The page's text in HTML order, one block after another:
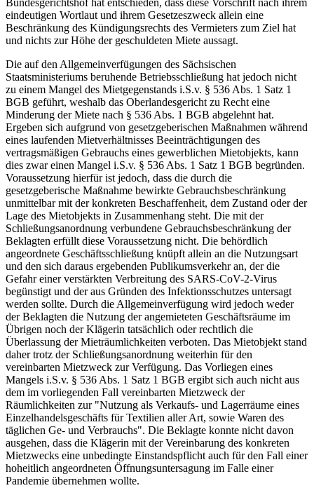
Bundesgerichtshof hat entschieden, dass diese Vorschrift nach ihrem
eindeutigen Wortlaut und ihrem Gesetzeszweck allein eine
Beschränkung des Kündigungsrechts des Vermieters zum Ziel hat
und nichts zur Höhe der geschuldeten Miete aussagt.
Die auf den Allgemeinverfügungen des Sächsischen
Staatsministeriums beruhende Betriebsschließung hat jedoch nicht
zu einem Mangel des Mietgegenstands i.S.v. § 536 Abs. 1 Satz 1
BGB geführt, weshalb das Oberlandesgericht zu Recht eine
Minderung der Miete nach § 536 Abs. 1 BGB abgelehnt hat.
Ergeben sich aufgrund von gesetzgeberischen Maßnahmen während
eines laufenden Mietverhältnisses Beeinträchtigungen des
vertragsmäßigen Gebrauchs eines gewerblichen Mietobjekts, kann
dies zwar einen Mangel i.S.v. § 536 Abs. 1 Satz 1 BGB begründen.
Voraussetzung hierfür ist jedoch, dass die durch die
gesetzgeberische Maßnahme bewirkte Gebrauchsbeschränkung
unmittelbar mit der konkreten Beschaffenheit, dem Zustand oder der
Lage des Mietobjekts in Zusammenhang steht. Die mit der
Schließungsanordnung verbundene Gebrauchsbeschränkung der
Beklagten erfüllt diese Voraussetzung nicht. Die behördlich
angeordnete Geschäftsschließung knüpft allein an die Nutzungsart
und den sich daraus ergebenden Publikumsverkehr an, der die
Gefahr einer verstärkten Verbreitung des SARS-CoV-2-Virus
begünstigt und der aus Gründen des Infektionsschutzes untersagt
werden sollte. Durch die Allgemeinverfügung wird jedoch weder
der Beklagten die Nutzung der angemieteten Geschäftsräume im
Übrigen noch der Klägerin tatsächlich oder rechtlich die
Überlassung der Mieträumlichkeiten verboten. Das Mietobjekt stand
daher trotz der Schließungsanordnung weiterhin für den
vereinbarten Mietzweck zur Verfügung. Das Vorliegen eines
Mangels i.S.v. § 536 Abs. 1 Satz 1 BGB ergibt sich auch nicht aus
dem im vorliegenden Fall vereinbarten Mietzweck der
Räumlichkeiten zur "Nutzung als Verkaufs- und Lagerräume eines
Einzelhandelsgeschäfts für Textilien aller Art, sowie Waren des
täglichen Ge- und Verbrauchs". Die Beklagte konnte nicht davon
ausgehen, dass die Klägerin mit der Vereinbarung des konkreten
Mietzwecks eine unbedingte Einstandspflicht auch für den Fall einer
hoheitlich angeordneten Öffnungsuntersagung im Falle einer
Pandemie übernehmen wollte.